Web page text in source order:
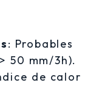
: Probables
50 mm/3h).
de calor